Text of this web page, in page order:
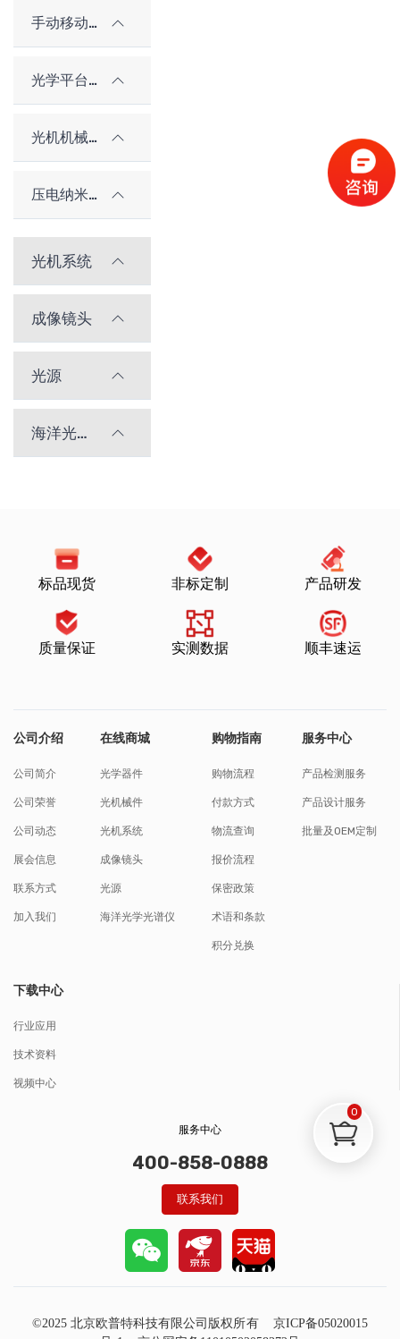
手动移动平台（老型号）
光学平台和隔振系统
光机机械件及配件
压电纳米位移台
光机系统
成像镜头
光源
海洋光学光谱仪
标品现货 非标定制 产品研发
质量保证 实测数据 顺丰速运
公司介绍
公司简介
公司荣誉
公司动态
展会信息
联系方式
加入我们
在线商城
光学器件
光机械件
光机系统
成像镜头
光源
海洋光学光谱仪
购物指南
购物流程
付款方式
物流查询
报价流程
保密政策
术语和条款
积分兑换
服务中心
产品检测服务
产品设计服务
批量及OEM定制
下载中心
行业应用
技术资料
视频中心
服务中心
400-858-0888
联系我们
©2025 北京欧普特科技有限公司版权所有 京ICP备05020015
0